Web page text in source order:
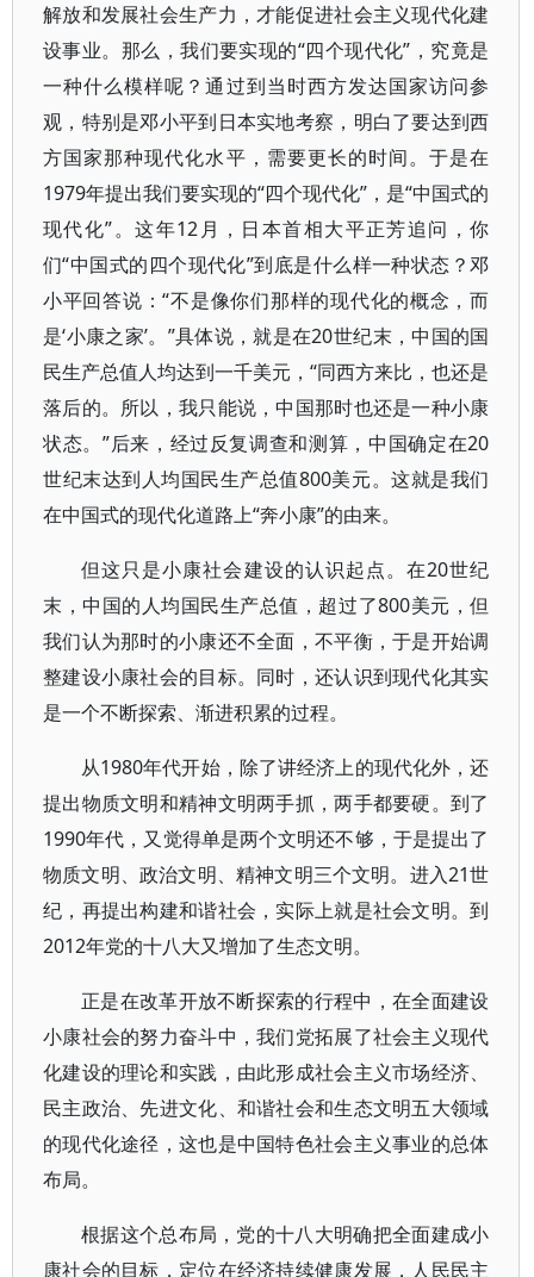
解放和发展社会生产力，才能促进社会主义现代化建
设事业。那么，我们要实现的“四个现代化”，究竟是
一种什么模样呢？通过到当时西方发达国家访问参
观，特别是邓小平到日本实地考察，明白了要达到西
方国家那种现代化水平，需要更长的时间。于是在
1979年提出我们要实现的“四个现代化”，是“中国式的
现代化”。这年12月，日本首相大平正芳追问，你
们“中国式的四个现代化”到底是什么样一种状态？邓
小平回答说：“不是像你们那样的现代化的概念，而
是‘小康之家’。”具体说，就是在20世纪末，中国的国
民生产总值人均达到一千美元，“同西方来比，也还是
落后的。所以，我只能说，中国那时也还是一种小康
状态。”后来，经过反复调查和测算，中国确定在20
世纪末达到人均国民生产总值800美元。这就是我们
在中国式的现代化道路上“奔小康”的由来。
但这只是小康社会建设的认识起点。在20世纪
末，中国的人均国民生产总值，超过了800美元，但
我们认为那时的小康还不全面，不平衡，于是开始调
整建设小康社会的目标。同时，还认识到现代化其实
是一个不断探索、渐进积累的过程。
从1980年代开始，除了讲经济上的现代化外，还
提出物质文明和精神文明两手抓，两手都要硬。到了
1990年代，又觉得单是两个文明还不够，于是提出了
物质文明、政治文明、精神文明三个文明。进入21世
纪，再提出构建和谐社会，实际上就是社会文明。到
2012年党的十八大又增加了生态文明。
正是在改革开放不断探索的行程中，在全面建设
小康社会的努力奋斗中，我们党拓展了社会主义现代
化建设的理论和实践，由此形成社会主义市场经济、
民主政治、先进文化、和谐社会和生态文明五大领域
的现代化途径，这也是中国特色社会主义事业的总体
布局。
根据这个总布局，党的十八大明确把全面建成小
康社会的目标，定位在经济持续健康发展，人民民主